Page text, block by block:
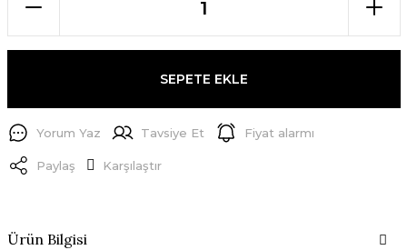
SEPETE EKLE
Yorum Yaz Tavsiye Et Fiyat alarmı
Paylaş Karşılaştır
Ürün Bilgisi